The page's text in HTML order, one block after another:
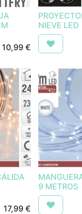
10,99€
NIEVE LED
17,99€
9 METROS